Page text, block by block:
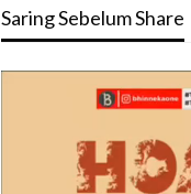
Saring Sebelum Share